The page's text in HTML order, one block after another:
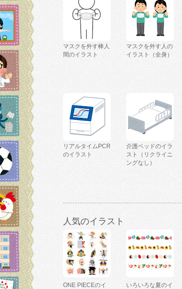
マスクを外す棒人
間のイラスト
マスクを外す人の
イラスト（全身）
リアルタイムPCR
のイラスト
介護ベッドのイラ
スト（リクライニ
ングなし）
人気のイラスト
ONE PIECEのイ
いろいろな夏のイ